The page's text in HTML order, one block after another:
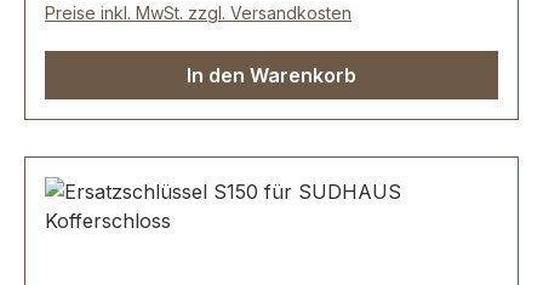
Preise inkl. MwSt. zzgl. Versandkosten
In den Warenkorb